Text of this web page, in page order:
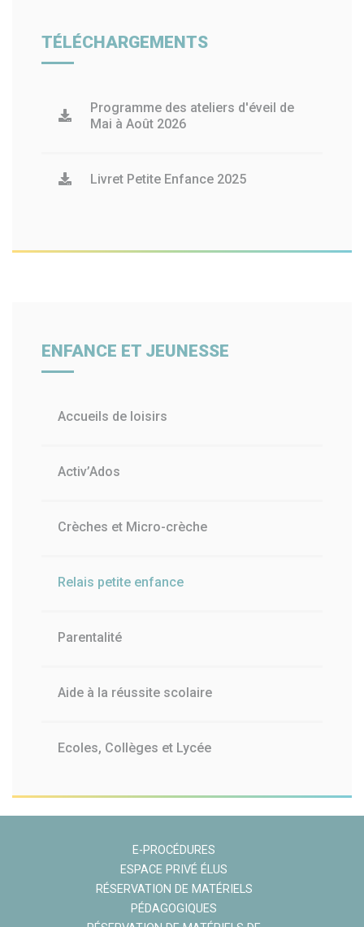
TÉLÉCHARGEMENTS
Programme des ateliers d'éveil de
Mai à Août 2026
Livret Petite Enfance 2025
ENFANCE ET JEUNESSE
Accueils de loisirs
Activ’Ados
Crèches et Micro-crèche
Relais petite enfance
Parentalité
Aide à la réussite scolaire
Ecoles, Collèges et Lycée
E-PROCÉDURES
ESPACE PRIVÉ ÉLUS
RÉSERVATION DE MATÉRIELS
PÉDAGOGIQUES